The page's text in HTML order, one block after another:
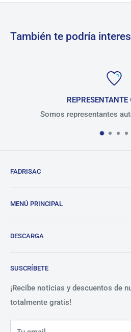
También te podría
®BANDO
autorizados en Perú
FADRISAC
MENÚ PRINCIPAL
Tienda
Beneficios
Nosotros
Contáctanos
DESCARGA
Política de Privacidad
SUSCRÍBETE
¡Recibe noticias y descuentos de
totalmente gratis!